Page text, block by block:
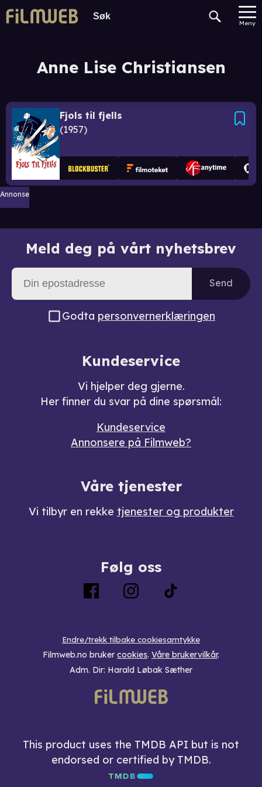
Meny
Anne Lise Christiansen
Fjols til fjells
1957
Annonse
Meld deg på vårt nyhetsbrev
Send
Godta personvernerklæringen
Kundeservice
Vi hjelper deg gjerne.
Her finner du svar på dine spørsmål:
Kundeservice
Annonsere på Filmweb?
Våre tjenester
Vi tilbyr en rekke tjenester og produkter
Følg oss
Endre/trekk tilbake cookiesamtykke
Filmweb.no bruker cookies. Våre brukervilkår.
Adm. Dir: Harald Løbak Sæther
This product uses the TMDB API but is not
endorsed or certified by TMDB.